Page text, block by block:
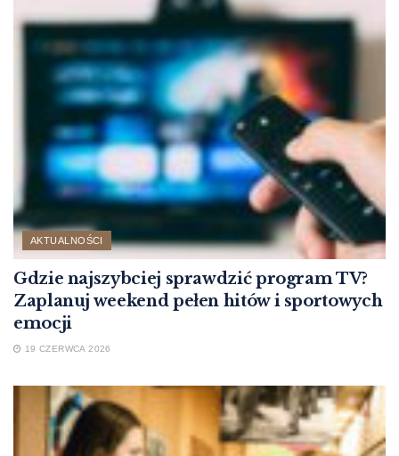
AKTUALNOŚCI
Gdzie najszybciej sprawdzić program TV?
Zaplanuj weekend pełen hitów i sportowych
emocji
19 CZERWCA 2026